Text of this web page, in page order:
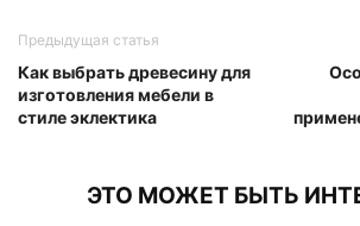
Предыдущая статья
Как выбрать древесину для
изготовления мебели в
стиле эклектика
ЭТО МОЖЕТ БЫТЬ